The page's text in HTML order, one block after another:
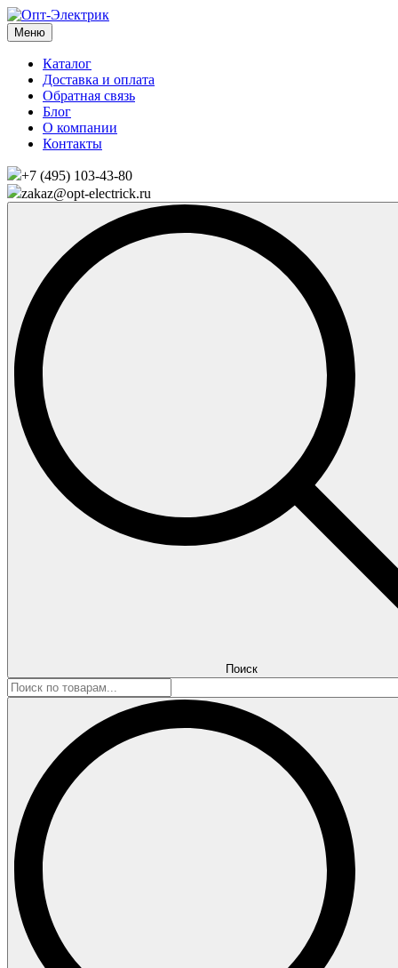
Меню
Каталог
Доставка и оплата
Обратная связь
Блог
О компании
Контакты
+7 (495) 103-43-80
zakaz@opt-electrick.ru
Поиск